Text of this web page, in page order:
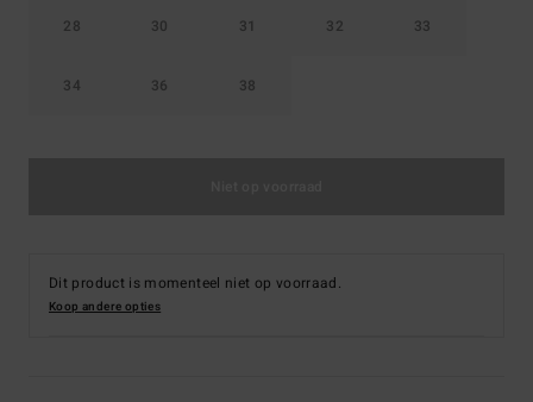
28 30 31 32 33
34 36 38
Dit product is momenteel niet op voorraad.
Koop andere opties